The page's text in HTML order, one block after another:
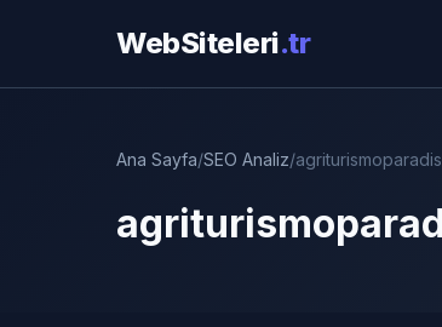
WebSiteleri.tr
Ana Sayfa/SEO Analiz/